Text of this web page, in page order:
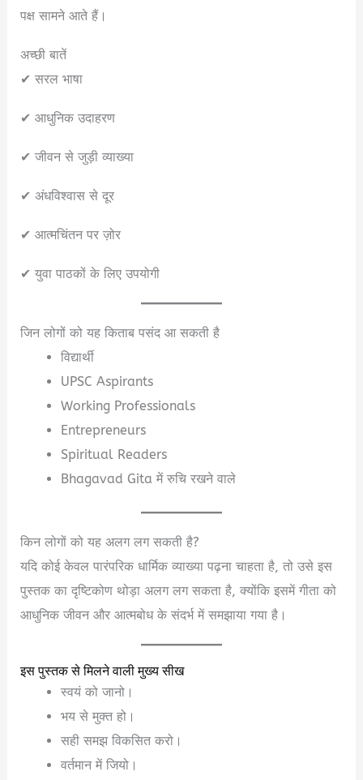
पक्ष सामने आते हैं।
अच्छी बातें
✔ सरल भाषा
✔ आधुनिक उदाहरण
✔ जीवन से जुड़ी व्याख्या
✔ अंधविश्वास से दूर
✔ आत्मचिंतन पर ज़ोर
✔ युवा पाठकों के लिए उपयोगी
जिन लोगों को यह किताब पसंद आ सकती है
विद्यार्थी
UPSC Aspirants
Working Professionals
Entrepreneurs
Spiritual Readers
Bhagavad Gita में रुचि रखने वाले
किन लोगों को यह अलग लग सकती है?
यदि कोई केवल पारंपरिक धार्मिक व्याख्या पढ़ना चाहता है, तो उसे इस
पुस्तक का दृष्टिकोण थोड़ा अलग लग सकता है, क्योंकि इसमें गीता को
आधुनिक जीवन और आत्मबोध के संदर्भ में समझाया गया है।
इस पुस्तक से मिलने वाली मुख्य सीख
स्वयं को जानो।
भय से मुक्त हो।
सही समझ विकसित करो।
वर्तमान में जियो।